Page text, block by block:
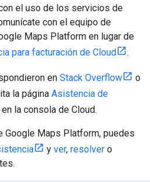
el uso de los servicios de
con el equipo de
Maps Platform en lugar de
para facturación de Cloud .
en Stack Overflow
o
la página Asistencia de
en la consola de Cloud.
Google Maps Platform, puedes
y ver, resolver o